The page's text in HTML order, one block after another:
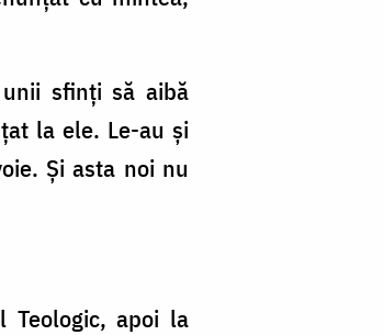
sfinți să aibă
la ele. Le-au și
Și asta noi nu
apoi la